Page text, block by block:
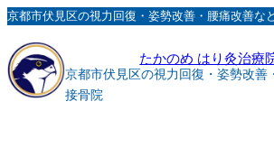
内
を
ス
キ
京都市伏見区の視力回復・姿勢改善・腰痛改善な
たかのめ はり灸治療
京都市伏見区の視力回復・姿勢改善
接骨院